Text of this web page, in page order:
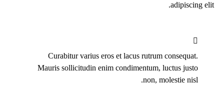
adipiscing elit.
Curabitur varius eros et lacus rutrum consequat.
Mauris sollicitudin enim condimentum, luctus justo
non, molestie nisl.